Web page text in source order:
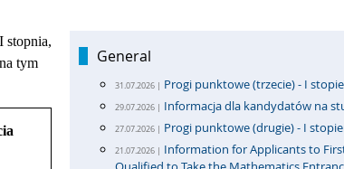
General
31.07.2026 | Progi punktowe (trzecie) - I
29.07.2026 | Informacja dla kandydatów na
27.07.2026 | Progi punktowe (drugie) - I
21.07.2026 | Information for Applicants to
stopnia,
tym